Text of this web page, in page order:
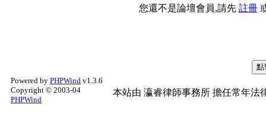
您還不是論壇會員,請先 註冊
Powered by PHPWind v1.3.6
Copyright © 2003-04
PHPWind
本站由 瀛睿律師事務所 擔任常年法